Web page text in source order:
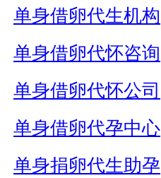
单身借卵代生机构
单身借卵代怀咨询
单身借卵代怀公司
单身借卵代孕中心
单身捐卵代生助孕